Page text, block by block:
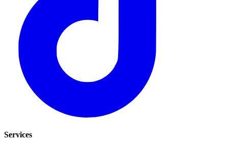
Services